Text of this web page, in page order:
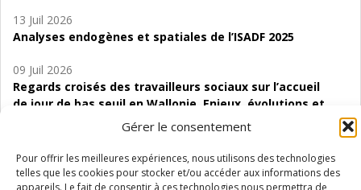
Gérer le consentement
Pour offrir les meilleures expériences, nous utilisons des technologies
telles que les cookies pour stocker et/ou accéder aux informations des
appareils. Le fait de consentir à ces technologies nous permettra de
13 Juil 2026
Analyses endogènes et spatiales de l’ISADF 2025
09 Juil 2026
Regards croisés des travailleurs sociaux sur l’accueil
de jour de bas seuil en Wallonie. Enjeux, évolutions et
06 Juil 2026
Étude d’évaluabilité des Structures